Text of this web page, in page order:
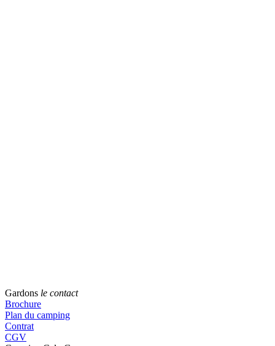
Gardons le contact
Brochure
Plan du camping
Contrat
CGV